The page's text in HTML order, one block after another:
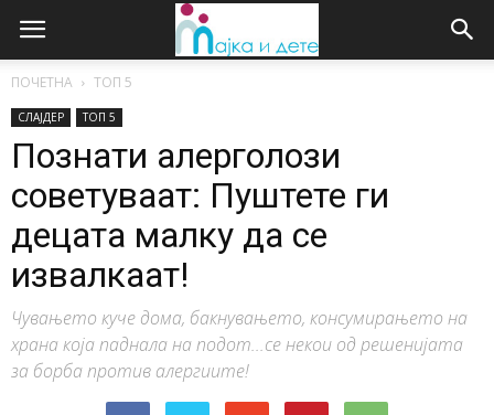
ПОЧЕТНА ТОП 5
СЛАЈДЕР ТОП 5
Познати алерголози
советуваат: Пуштете ги
децата малку да се
извалкаат!
Чувањето куче дома, бакнувањето, консумирањето на
храна која паднала на подот...се некои од решенијата
за борба против алергиите!